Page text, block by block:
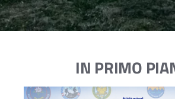
IN PRIMO